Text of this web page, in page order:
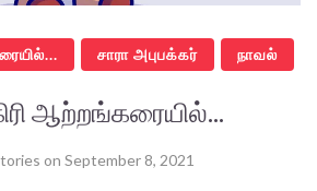
சாரா அபுபக்கர் நாவல்
ஆற்றங்கரையில்...
on September 8, 2021